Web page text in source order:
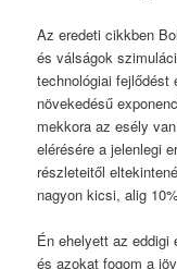
Az eredeti cikkben
és válságok
technológiai fejlődést
növekedésű
mekkora az esély
elérésére a jelenlegi
részleteitől
nagyon kicsi, alig
Én ehelyett az eddigi
és azokat fogom a